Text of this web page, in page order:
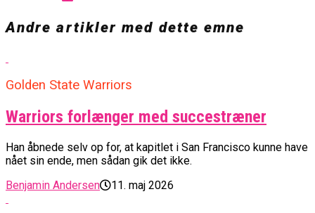
Andre artikler med dette emne
Golden State Warriors
Warriors forlænger med succestræner
Han åbnede selv op for, at kapitlet i San Francisco kunne have
nået sin ende, men sådan gik det ikke.
Benjamin Andersen
11. maj 2026